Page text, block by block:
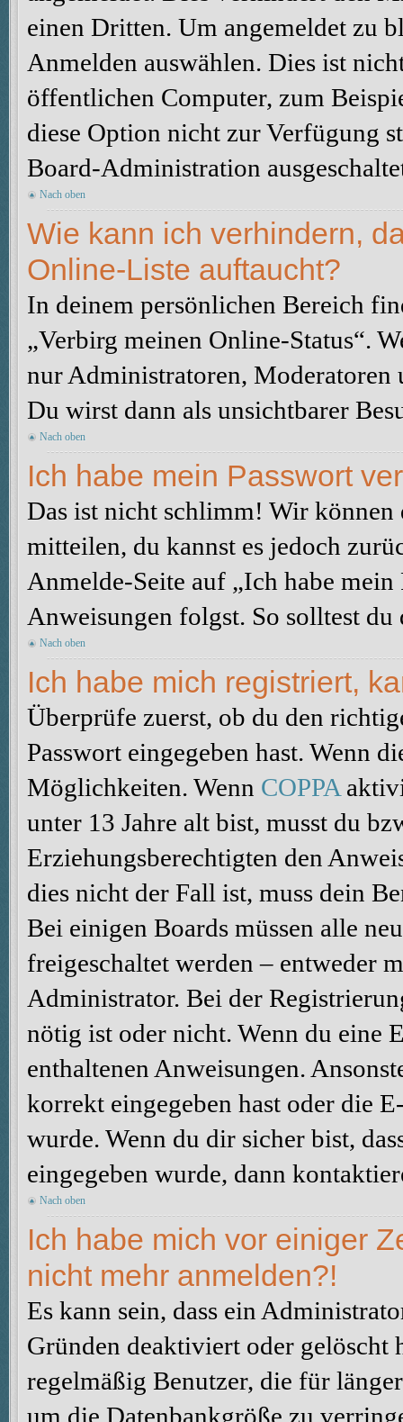
einen Dritten. Um angemeldet zu
Anmelden auswählen. Dies ist
öffentlichen Computer, zum
diese Option nicht zur Verfügung
Board-Administration
Nach oben
Wie kann ich verhindern,
Online-Liste auftaucht?
In deinem persönlichen Bereich
„Verbirg meinen Online-Status“.
nur Administratoren, Moderatoren
Du wirst dann als unsichtbarer
Nach oben
Ich habe mein Passwort
Das ist nicht schlimm! Wir
mitteilen, du kannst es jedoch
Anmelde-Seite auf „Ich habe
Anweisungen folgst. So solltest
Nach oben
Ich habe mich registriert,
Überprüfe zuerst, ob du den
Passwort eingegeben hast. Wenn
Möglichkeiten. Wenn COPPA
unter 13 Jahre alt bist, musst du
Erziehungsberechtigten den
dies nicht der Fall ist, muss dein
Bei einigen Boards müssen alle
freigeschaltet werden – entweder
Administrator. Bei der
nötig ist oder nicht. Wenn du eine
enthaltenen Anweisungen.
korrekt eingegeben hast oder die
wurde. Wenn du dir sicher bist,
eingegeben wurde, dann
Nach oben
Ich habe mich vor einiger
nicht mehr anmelden?!
Es kann sein, dass ein
Gründen deaktiviert oder gelöscht
regelmäßig Benutzer, die für
um die Datenbankgröße zu